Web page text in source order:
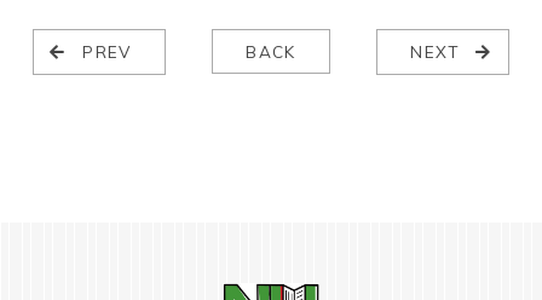
NEXT
BACK
PREV